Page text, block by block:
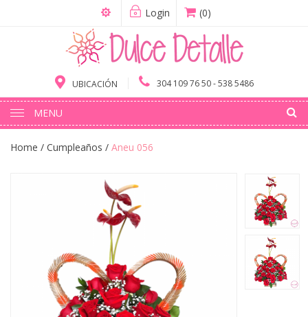
Login (0)
UBICACIÓN 304 109 76 50 - 538 5486
MENU
Home / Cumpleaños / Aneu 056